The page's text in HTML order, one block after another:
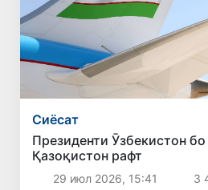
Сиёсат
Президенти Ӯзбекистон
Қазоқистон рафт
29 июл 2026, 15:41 3